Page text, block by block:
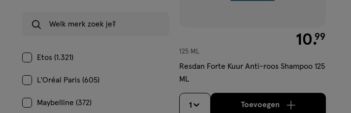
Etos (1.321)
L'Oréal Paris (605)
Maybelline (372)
€ 10.99
10.99
125 ML
Resdan Forte Kuur Anti-roos Shampoo 125
ML
1 Toevoegenverhoog aantal met één